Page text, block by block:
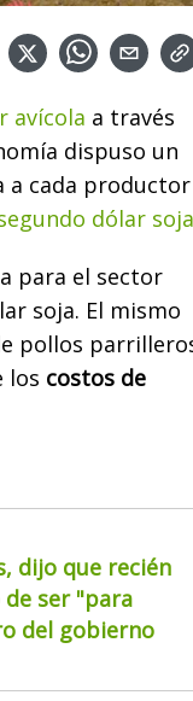
avícola a través
dispuso un
a cada productor
dólar
para el sector
soja. El mismo
pollos
los costos de
dijo que recién
ser "para
del gobierno